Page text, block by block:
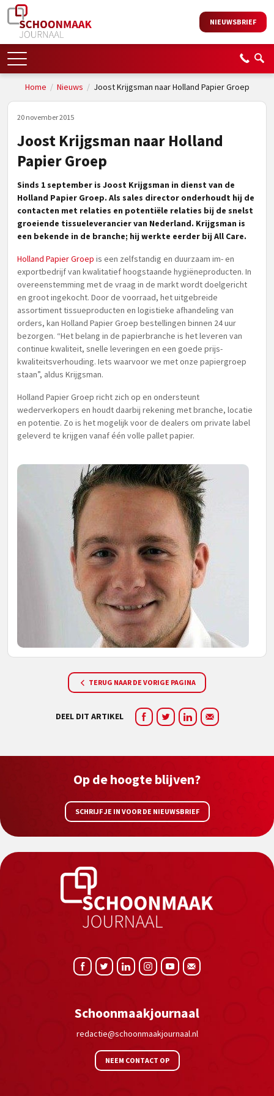
NIEUWSBRIEF
Home / Nieuws / Joost Krijgsman naar Holland Papier Groep
20 november 2015
Joost Krijgsman naar Holland
Papier Groep
Sinds 1 september is Joost Krijgsman in dienst van de
Holland Papier Groep. Als sales director onderhoudt hij de
contacten met relaties en potentiële relaties bij de snelst
groeiende tissueleverancier van Nederland. Krijgsman is
een bekende in de branche; hij werkte eerder bij All Care.
Holland Papier Groep is een zelfstandig en duurzaam im- en
exportbedrijf van kwalitatief hoogstaande hygiëneproducten. In
overeenstemming met de vraag in de markt wordt doelgericht
en groot ingekocht. Door de voorraad, het uitgebreide
assortiment tissueproducten en logistieke afhandeling van
orders, kan Holland Papier Groep bestellingen binnen 24 uur
bezorgen. “Het belang in de papierbranche is het leveren van
continue kwaliteit, snelle leveringen en een goede prijs-
kwaliteitsverhouding. Iets waarvoor we met onze papiergroep
staan”, aldus Krijgsman.
Holland Papier Groep richt zich op en ondersteunt
wederverkopers en houdt daarbij rekening met branche, locatie
en potentie. Zo is het mogelijk voor de dealers om private label
geleverd te krijgen vanaf één volle pallet papier.
TERUG NAAR DE VORIGE PAGINA
DEEL DIT ARTIKEL
Op de hoogte blijven?
SCHRIJF JE IN VOOR DE NIEUWSBRIEF
Schoonmaakjournaal
redactie@schoonmaakjournaal.nl
NEEM CONTACT OP